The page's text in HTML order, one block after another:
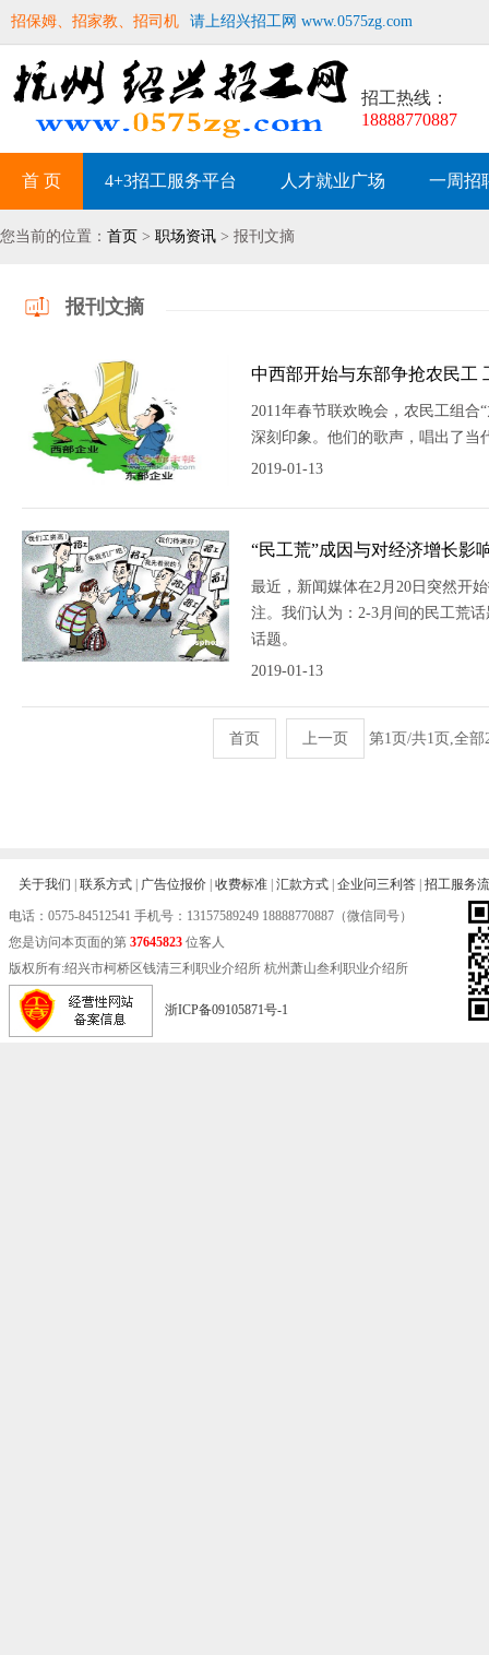
招保姆、招家教、招司机 请上绍兴招工网 www.0575zg.com
招工热线：
18888770887
首 页 4+3招工服务平台 人才就业广场 一周招
您当前的位置： 首页 > 职场资讯 > 报刊文摘
报刊文摘
中西部开始与东部争抢农民工
2011年春节联欢晚会，农民工组合
深刻印象。他们的歌声，唱出了当
2019-01-13
“民工荒”成因与对经济增长影
最近，新闻媒体在2月20日突然开
注。我们认为：2-3月间的民工荒
话题。
2019-01-13
首页 上一页 第1页/共1页,全
关于我们 联系方式 广告位报价 收费标准 汇款方式 企业问三利答 招工服务
电话： 0575-84512541 手机号：13157589249 18888770887（微信同号）
您是访问本页面的第 37645823 位客人
版权所有:绍兴市柯桥区钱清三利职业介绍所 杭州萧山叁利职业介绍所
浙ICP备09105871号-1